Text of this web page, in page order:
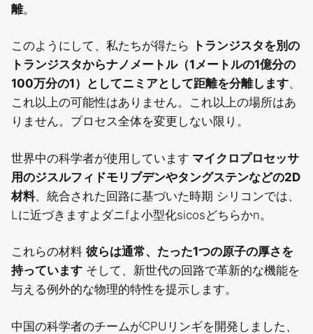
離。
このようにして、私たちが得たら
トランジスタを別の
トランジスタからナノメートル（1メートルの1億分の
100万分の1）としてニミアとして距離を分離します、
これ以上の可能性はありません。これ以上の場所はあ
りません。プロセス全体を変更しない限り。
世界中の科学者が使用しています マイクロプロセッサ
用のジスルフィドモリブデンやタングステンなどの2D
材料、統合された回路に基づいた時期 シリコンでは、
Lに近づきますよ ダニfよ 小型化sicosどちらかn。
これらの材料 彼らは通常、たった1つの原子の厚さを
持っています そして、新世代の回路で革新的な機能を
与える例外的な物理的特性を提示します。
中国の科学者のチームがCPUリンギを開発しました、